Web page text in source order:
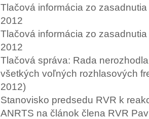
Tlačová informácia zo
2012
Tlačová informácia zo
2012
Tlačová správa: Rada
všetkých voľných rozhlasových
2012)
Stanovisko predsedu RVR k
ANRTS na článok člena RVR